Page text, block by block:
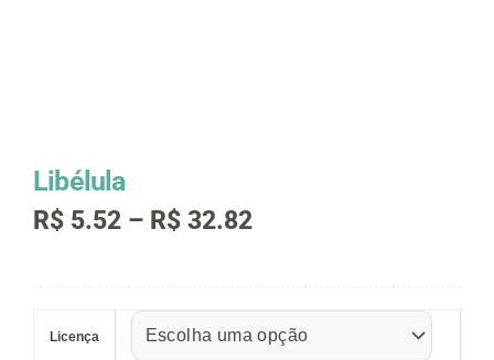
Libélula
R$ 5.52 – R$ 32.82Faixa
através
R$ 32.82
Licença